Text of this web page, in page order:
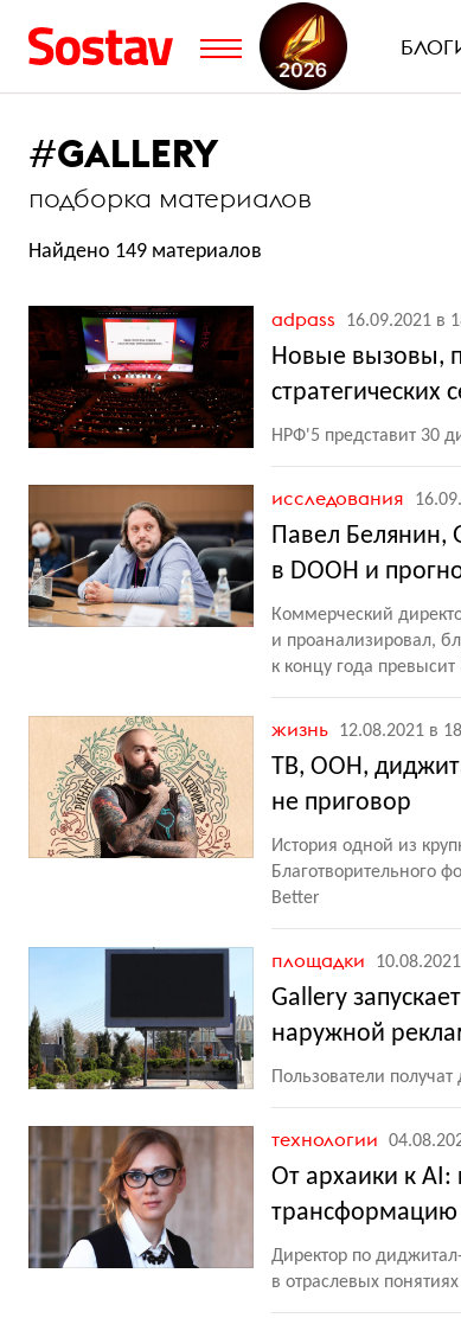
#GALLERY
подборка материалов
Найдено 149 материалов
adpass 16.09.2021 в
Новые вызовы,
стратегических
НРФ'5 представит 30
исследования
Павел Белянин,
в DOOH и
Коммерческий
и проанализировал,
к концу года превысит
жизнь 12.08.2021 в
ТВ, OOH,
не приговор
История одной из
Благотворительного
Better
площадки
Gallery
наружной
Пользователи
технологии
От архаики к
трансформацию
Директор по
в отраслевых